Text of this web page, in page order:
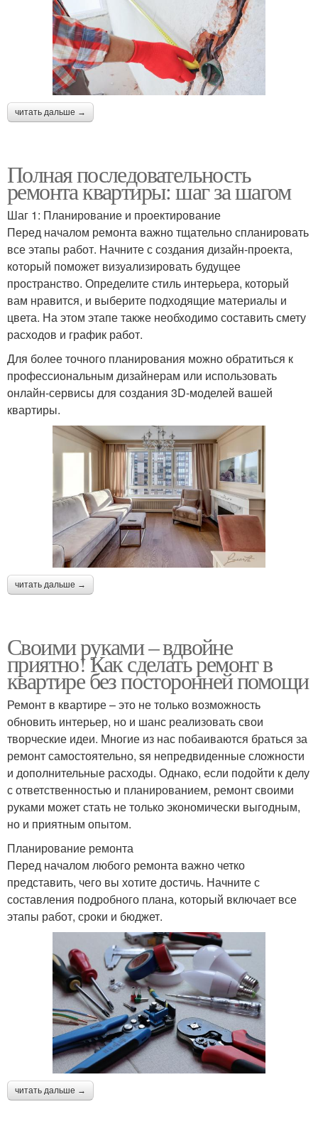
читать дальше →
Полная последовательность
ремонта квартиры: шаг за шагом
Шаг 1: Планирование и проектирование
Перед началом ремонта важно тщательно спланировать
все этапы работ. Начните с создания дизайн-проекта,
который поможет визуализировать будущее
пространство. Определите стиль интерьера, который
вам нравится, и выберите подходящие материалы и
цвета. На этом этапе также необходимо составить смету
расходов и график работ.
Для более точного планирования можно обратиться к
профессиональным дизайнерам или использовать
онлайн-сервисы для создания 3D-моделей вашей
квартиры.
читать дальше →
Своими руками – вдвойне
приятно! Как сделать ремонт в
квартире без посторонней помощи
Ремонт в квартире – это не только возможность
обновить интерьер, но и шанс реализовать свои
творческие идеи. Многие из нас побаиваются браться за
ремонт самостоятельно, sя непредвиденные сложности
и дополнительные расходы. Однако, если подойти к делу
с ответственностью и планированием, ремонт своими
руками может стать не только экономически выгодным,
но и приятным опытом.
Планирование ремонта
Перед началом любого ремонта важно четко
представить, чего вы хотите достичь. Начните с
составления подробного плана, который включает все
этапы работ, сроки и бюджет.
читать дальше →